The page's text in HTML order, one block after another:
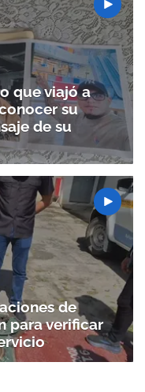
que viajó a
su
de su
de
para verificar